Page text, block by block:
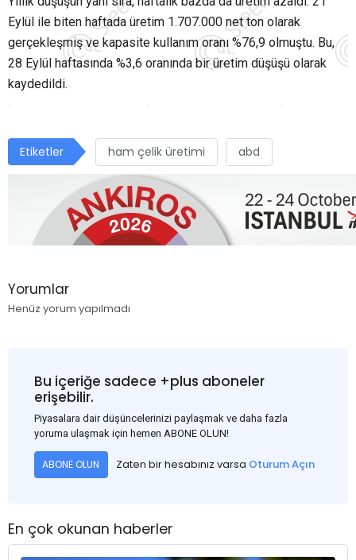
Eylül ile biten haftada üretim 1.707.000 net ton olarak
gerçekleşmiş ve kapasite kullanım oranı %76,9 olmuştu. Bu,
28 Eylül haftasında %3,6 oranında bir üretim düşüşü olarak
kaydedildi.
Etiketler ham çelik üretimi abd
Yorumlar
Henüz yorum yapılmadı
Bu içeriğe sadece +plus aboneler
erişebilir.
Piyasalara dair düşüncelerinizi paylaşmak ve daha fazla
yoruma ulaşmak için hemen ABONE OLUN!
ABONE OLUN Zaten bir hesabınız varsa Oturum Açın
En çok okunan haberler